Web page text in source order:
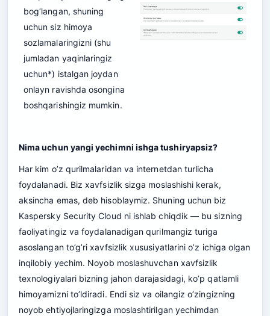
bog’langan, shuning
uchun siz himoya
sozlamalaringizni (shu
jumladan yaqinlaringiz
uchun*) istalgan joydan
onlayn ravishda osongina
boshqarishingiz mumkin.
Nima uchun yangi yechimni ishga tushiryapsiz?
Har kim o’z qurilmalaridan va internetdan turlicha
foydalanadi. Biz xavfsizlik sizga moslashishi kerak,
aksincha emas, deb hisoblaymiz. Shuning uchun biz
Kaspersky Security Cloud ni ishlab chiqdik — bu sizning
faoliyatingiz va foydalanadigan qurilmangiz turiga
asoslangan to’g’ri xavfsizlik xususiyatlarini o’z ichiga olgan
inqilobiy yechim. Noyob moslashuvchan xavfsizlik
texnologiyalari bizning jahon darajasidagi, ko’p qatlamli
himoyamizni to’ldiradi. Endi siz va oilangiz o’zingizning
noyob ehtiyojlaringizga moslashtirilgan yechimdan